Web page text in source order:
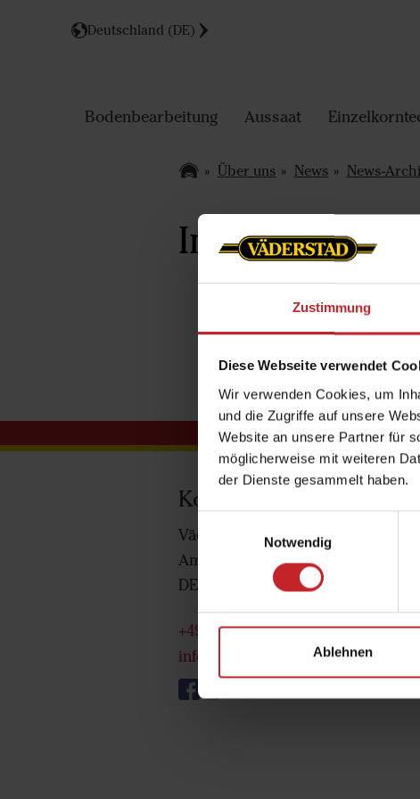
Zustimmung
Diese Webseite verwendet
Wir verwenden Cookies, um
und die Zugriffe auf unsere
Website an unsere Partner für
möglicherweise mit weiteren
der Dienste gesammelt haben.
Notwendig
Ablehnen
Deutschland (DE)
Bodenbearbeitung Aussaat
Über uns News News-
International
Kontaktieren Sie uns
Väderstad GmbH
Am Berliner Ring 8
DE-14542 Werder
+49 33207 3087-0
infoDE@vaderstad.com